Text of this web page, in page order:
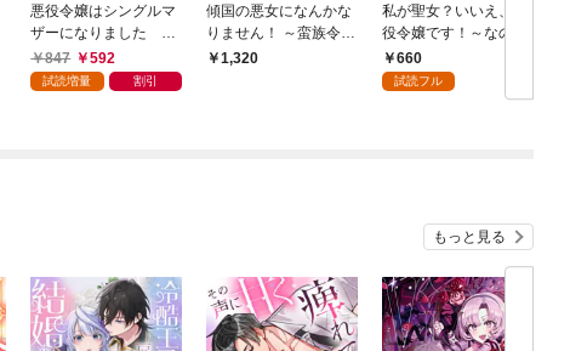
悪役令嬢はシングルマ
ザーになりました 双
子を引き取りましたが
公爵様からの溺愛は想
847 592
試読増量 割引
傾国の悪女になんかな
りません！ ～蛮族令嬢
クリスティナは予言さ
1,320
私が聖女？いいえ、悪
役令嬢です！～なの
で、全員破滅は阻止さ
せていただきます～ 1
660
試読フル
もっと見る